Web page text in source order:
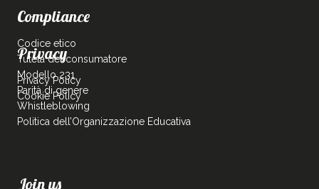
Compliance
Codice etico
Tutela del consumatore
Modello 231
Parità di genere
Whistleblowing
Politica dell’Organizzazione Educativa
Privacy
Privacy Policy
Cookie Policy
Join us